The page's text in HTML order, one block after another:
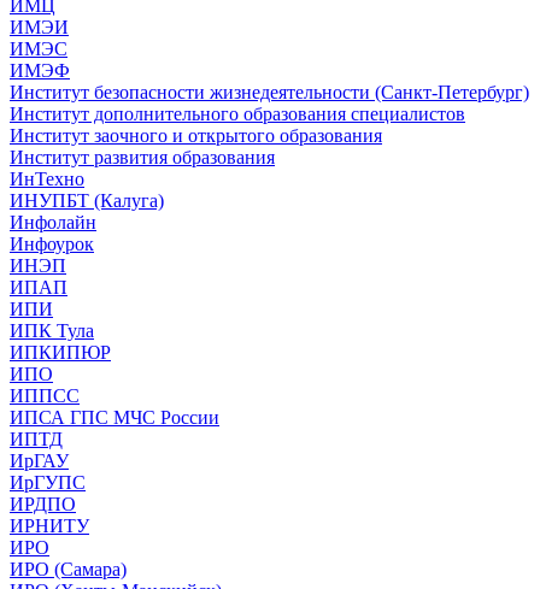
ИМЦ
ИМЭИ
ИМЭС
ИМЭФ
Институт безопасности жизнедеятельности (Санкт-Петербург)
Институт дополнительного образования специалистов
Институт заочного и открытого образования
Институт развития образования
ИнТехно
ИНУПБТ (Калуга)
Инфолайн
Инфоурок
ИНЭП
ИПАП
ИПИ
ИПК Тула
ИПКИПЮР
ИПО
ИППСС
ИПСА ГПС МЧС России
ИПТД
ИрГАУ
ИрГУПС
ИРДПО
ИРНИТУ
ИРО
ИРО (Самара)